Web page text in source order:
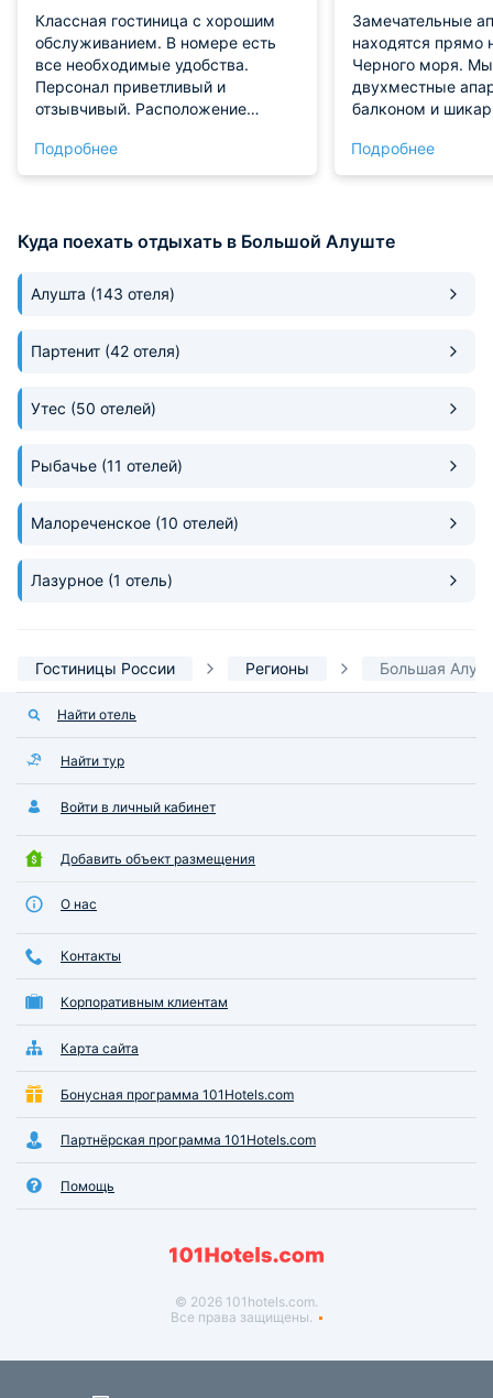
Классная гостиница с хорошим
обслуживанием. В номере есть
все необходимые удобства.
Персонал приветливый и
отзывчивый. Расположение
рекомендовать!
Подробнее
Замечательные
находятся прямо
Черного моря.
двухместные
балконом и
этаже. Жилое
комфортабельно
наличие охраны
очень довольны
Подробнее
Куда поехать отдыхать в Большой Алуште
Алушта (143 отеля)
Партенит (42 отеля)
Утес (50 отелей)
Рыбачье (11 отелей)
Малореченское (10 отелей)
Лазурное (1 отель)
Гостиницы России Регионы Большая
Найти отель
Найти тур
Войти в личный кабинет
Добавить объект размещения
О нас
Контакты
Корпоративным клиентам
Карта сайта
Бонусная программа 101Hotels.com
Партнёрская программа 101Hotels.com
Помощь
© 2026 101hotels.com.
Все права защищены.